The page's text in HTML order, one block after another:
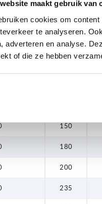
maakt gebruik van
cookies om
te analyseren.
adverteren en analyse.
of die ze hebben
N
55
150
180
200
235